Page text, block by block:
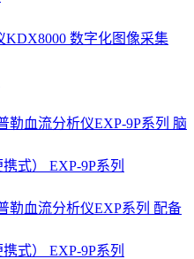
式） EXP-9P系列
式） EXP-9P系列